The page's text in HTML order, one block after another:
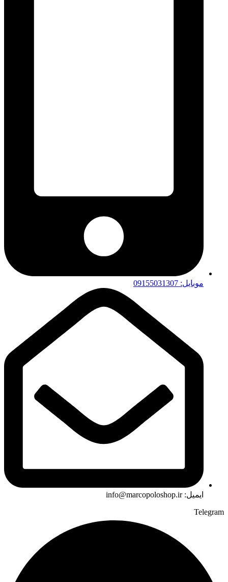
موبایل: 09155031307
ایمیل: info@marcopoloshop.ir
Telegram